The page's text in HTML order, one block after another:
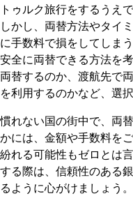
トゥルク旅行をするうえ
しかし、両替方法やタイ
に手数料で損をしてしま
安全に両替できる方法を
両替するのか、渡航先で
を利用するのかなど、選
慣れない国の街中で、両
かには、金額や手数料を
紛れる可能性もゼロとは
する際は、信頼性のある
るように心がけましょう。